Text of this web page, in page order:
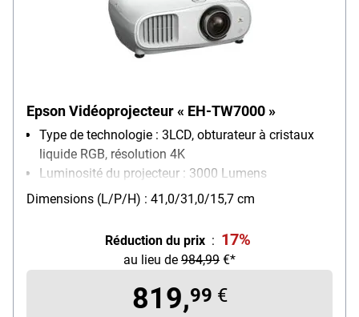
Epson Vidéoprojecteur « EH-TW7000 »
Type de technologie : 3LCD, obturateur à cristaux
liquide RGB, résolution 4K
Luminosité du projecteur : 3000 Lumens
Dimensions (L/P/H) : 41,0/31,0/15,7 cm
Réduction du prix : 17%
au lieu de 984,99 €*
819,99 €